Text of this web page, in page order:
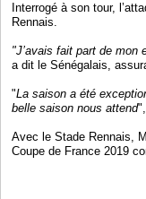
Interrogé à son tour,
Rennais.
"J’avais fait part de mon
a dit le Sénégalais,
"La saison a été
belle saison nous attend
Avec le Stade Rennais,
Coupe de France 2019